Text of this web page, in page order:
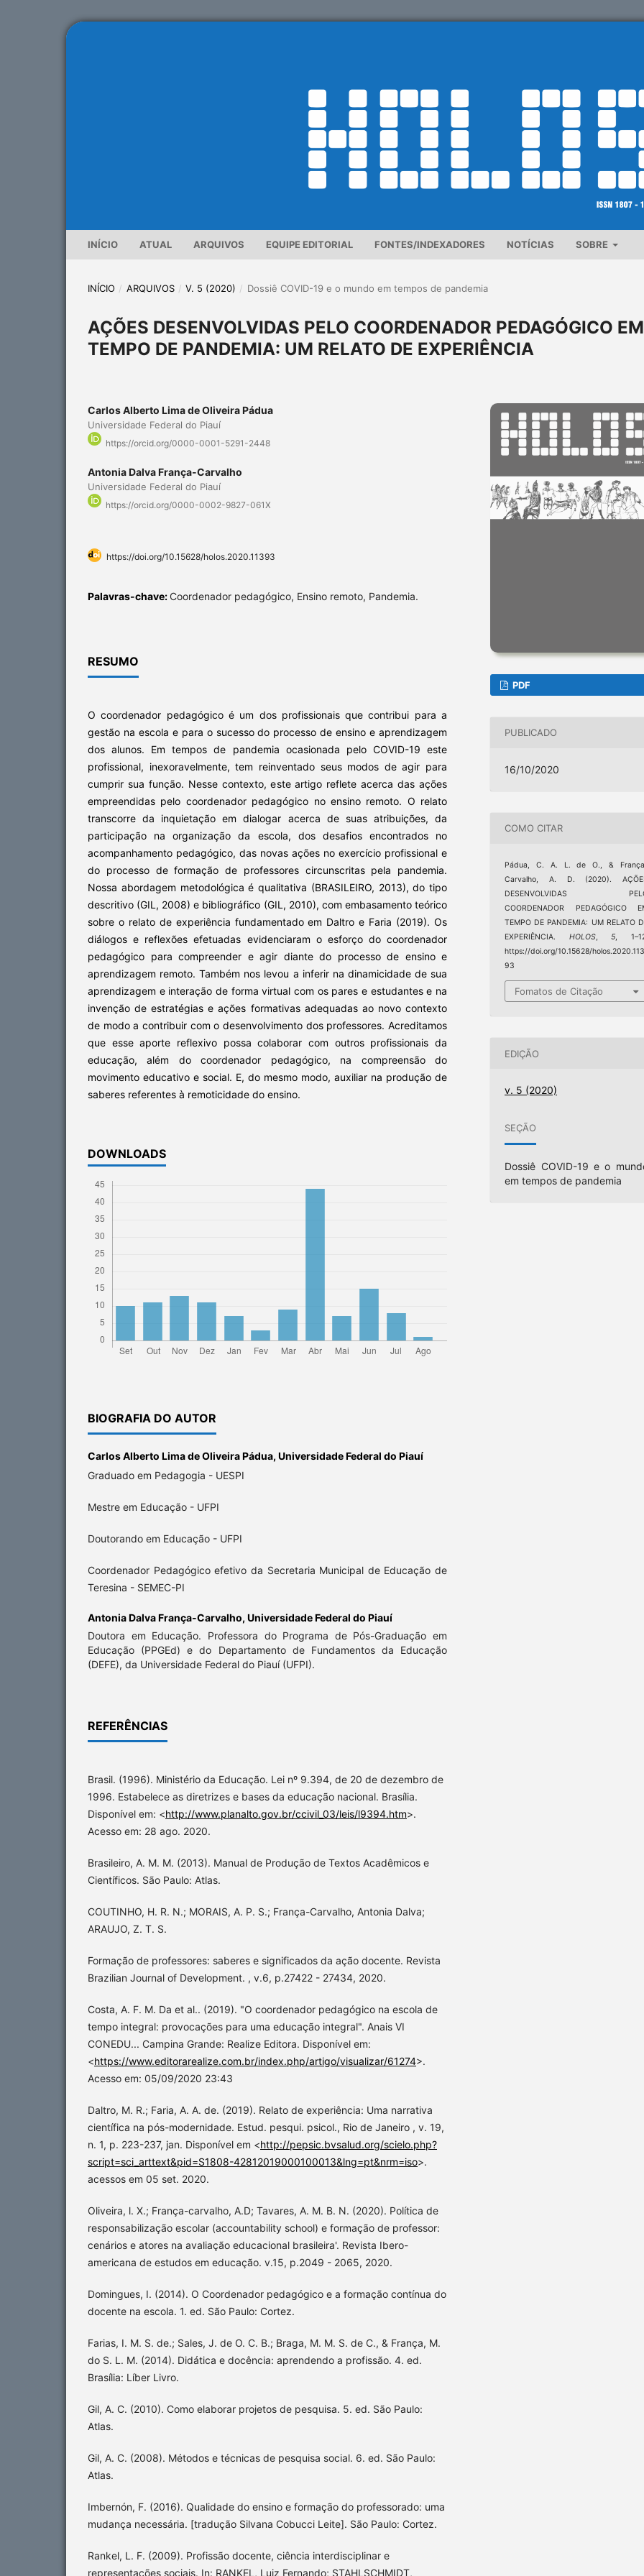
INÍCIO ATUAL ARQUIVOS EQUIPE EDITORIAL FONTES/INDEXADORES NOTÍCIAS SOBRE
INÍCIO / ARQUIVOS / V. 5 (2020) / Dossiê COVID-19 e o mundo em tempos de pandemia
AÇÕES DESENVOLVIDAS PELO COORDENADOR PEDAGÓGICO EM
TEMPO DE PANDEMIA: UM RELATO DE EXPERIÊNCIA
Carlos Alberto Lima de Oliveira Pádua
Universidade Federal do Piauí
https://orcid.org/0000-0001-5291-2448
Antonia Dalva França-Carvalho
Universidade Federal do Piauí
https://orcid.org/0000-0002-9827-061X
https://doi.org/10.15628/holos.2020.11393
Palavras-chave: Coordenador pedagógico, Ensino remoto, Pandemia.
RESUMO
O coordenador pedagógico é um dos profissionais que contribui para a
gestão na escola e para o sucesso do processo de ensino e aprendizagem
dos alunos. Em tempos de pandemia ocasionada pelo COVID-19 este
profissional, inexoravelmente, tem reinventado seus modos de agir para
cumprir sua função. Nesse contexto, este artigo reflete acerca das ações
empreendidas pelo coordenador pedagógico no ensino remoto. O relato
transcorre da inquietação em dialogar acerca de suas atribuições, da
participação na organização da escola, dos desafios encontrados no
acompanhamento pedagógico, das novas ações no exercício profissional e
do processo de formação de professores circunscritas pela pandemia.
Nossa abordagem metodológica é qualitativa (BRASILEIRO, 2013), do tipo
descritivo (GIL, 2008) e bibliográfico (GIL, 2010), com embasamento teórico
sobre o relato de experiência fundamentado em Daltro e Faria (2019). Os
diálogos e reflexões efetuadas evidenciaram o esforço do coordenador
pedagógico para compreender e agir diante do processo de ensino e
aprendizagem remoto. Também nos levou a inferir na dinamicidade de sua
aprendizagem e interação de forma virtual com os pares e estudantes e na
invenção de estratégias e ações formativas adequadas ao novo contexto
de modo a contribuir com o desenvolvimento dos professores. Acreditamos
que esse aporte reflexivo possa colaborar com outros profissionais da
educação, além do coordenador pedagógico, na compreensão do
movimento educativo e social. E, do mesmo modo, auxiliar na produção de
saberes referentes à remoticidade do ensino.
DOWNLOADS
BIOGRAFIA DO AUTOR
Carlos Alberto Lima de Oliveira Pádua, Universidade Federal do Piauí
Graduado em Pedagogia - UESPI
Mestre em Educação - UFPI
Doutorando em Educação - UFPI
Coordenador Pedagógico efetivo da Secretaria Municipal de Educação de
Teresina - SEMEC-PI
Antonia Dalva França-Carvalho, Universidade Federal do Piauí
Doutora em Educação. Professora do Programa de Pós-Graduação em
Educação (PPGEd) e do Departamento de Fundamentos da Educação
(DEFE), da Universidade Federal do Piauí (UFPI).
REFERÊNCIAS
Brasil. (1996). Ministério da Educação. Lei nº 9.394, de 20 de dezembro de
1996. Estabelece as diretrizes e bases da educação nacional. Brasília.
Disponível em: <http://www.planalto.gov.br/ccivil_03/leis/l9394.htm>.
Acesso em: 28 ago. 2020.
Brasileiro, A. M. M. (2013). Manual de Produção de Textos Acadêmicos e
Científicos. São Paulo: Atlas.
COUTINHO, H. R. N.; MORAIS, A. P. S.; França-Carvalho, Antonia Dalva;
ARAUJO, Z. T. S.
Formação de professores: saberes e significados da ação docente. Revista
Brazilian Journal of Development. , v.6, p.27422 - 27434, 2020.
Costa, A. F. M. Da et al.. (2019). "O coordenador pedagógico na escola de
tempo integral: provocações para uma educação integral". Anais VI
CONEDU... Campina Grande: Realize Editora. Disponível em:
<https://www.editorarealize.com.br/index.php/artigo/visualizar/61274>.
Acesso em: 05/09/2020 23:43
Daltro, M. R.; Faria, A. A. de. (2019). Relato de experiência: Uma narrativa
científica na pós-modernidade. Estud. pesqui. psicol., Rio de Janeiro , v. 19,
n. 1, p. 223-237, jan. Disponível em <http://pepsic.bvsalud.org/scielo.php?
script=sci_arttext&pid=S1808-42812019000100013&lng=pt&nrm=iso>.
acessos em 05 set. 2020.
Oliveira, l. X.; França-carvalho, A.D; Tavares, A. M. B. N. (2020). Política de
responsabilização escolar (accountability school) e formação de professor:
cenários e atores na avaliação educacional brasileira'. Revista Ibero-
americana de estudos em educação. v.15, p.2049 - 2065, 2020.
Domingues, I. (2014). O Coordenador pedagógico e a formação contínua do
docente na escola. 1. ed. São Paulo: Cortez.
Farias, I. M. S. de.; Sales, J. de O. C. B.; Braga, M. M. S. de C., & França, M.
do S. L. M. (2014). Didática e docência: aprendendo a profissão. 4. ed.
Brasília: Líber Livro.
Gil, A. C. (2010). Como elaborar projetos de pesquisa. 5. ed. São Paulo:
Atlas.
Gil, A. C. (2008). Métodos e técnicas de pesquisa social. 6. ed. São Paulo:
Atlas.
Imbernón, F. (2016). Qualidade do ensino e formação do professorado: uma
mudança necessária. [tradução Silvana Cobucci Leite]. São Paulo: Cortez.
Rankel, L. F. (2009). Profissão docente, ciência interdisciplinar e
representações sociais. In: RANKEL, Luiz Fernando; STAHLSCHMIDT,
PDF
PUBLICADO
16/10/2020
COMO CITAR
Pádua, C. A. L. de O., &
Carvalho, A. D. (2020).
DESENVOLVIDAS
COORDENADOR PEDAGÓGICO
TEMPO DE PANDEMIA: UM RELATO
EXPERIÊNCIA. HOLOS,5 ,
https://doi.org/10.15628/holos.2020.113
93
Fomatos de Citação
EDIÇÃO
v. 5 (2020)
SEÇÃO
Dossiê COVID-19 e o
em tempos de pandemia